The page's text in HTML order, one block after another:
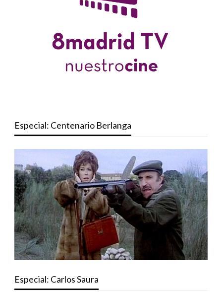
Especial: Centenario Berlanga
Especial: Carlos Saura